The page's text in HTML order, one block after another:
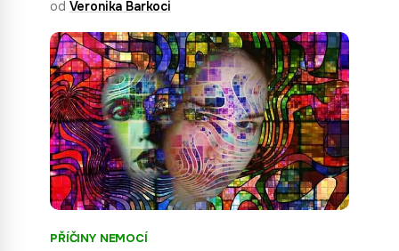
od Veronika Barkoci
PŘÍČINY NEMOCÍ